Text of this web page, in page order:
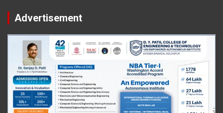
Advertisement